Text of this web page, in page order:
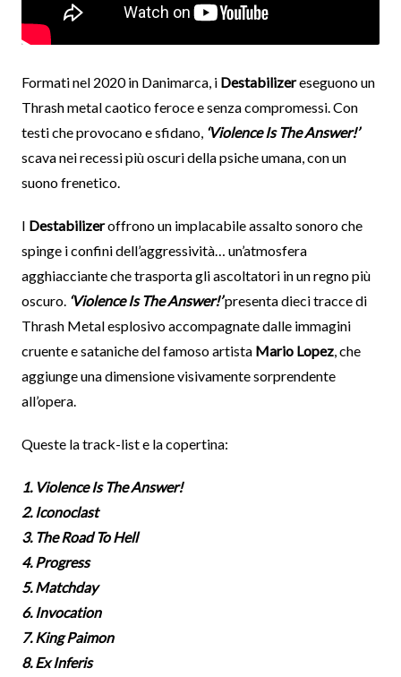
Formati nel 2020 in Danimarca, i Destabilizereseguono un
Thrash metal caotico feroce e senza compromessi. Con
testi che provocano e sfidano, ‘Violence Is The Answer!’
scava nei recessi più oscuri della psiche umana, con un
suono frenetico.
I Destabilizeroffrono un implacabile assalto sonoro che
spinge i confini dell’aggressività… un’atmosfera
agghiacciante che trasporta gli ascoltatori in un regno più
oscuro. ‘Violence Is The Answer!’presenta dieci tracce di
Thrash Metal esplosivo accompagnate dalle immagini
cruente e sataniche del famoso artista Mario Lopez, che
aggiunge una dimensione visivamente sorprendente
all’opera.
Queste la track-list e la copertina:
1. Violence Is The Answer!
2. Iconoclast
3. The Road To Hell
4. Progress
5. Matchday
6. Invocation
7. King Paimon
8. Ex Inferis